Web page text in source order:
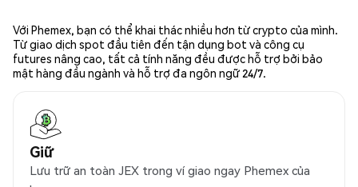
Với Phemex, bạn có thể khai thác nhiều hơn từ crypto của mình.
Từ giao dịch spot đầu tiên đến tận dụng bot và công cụ
futures nâng cao, tất cả tính năng đều được hỗ trợ bởi bảo
mật hàng đầu ngành và hỗ trợ đa ngôn ngữ 24/7.
Giữ
Lưu trữ an toàn JEX trong ví giao ngay Phemex của